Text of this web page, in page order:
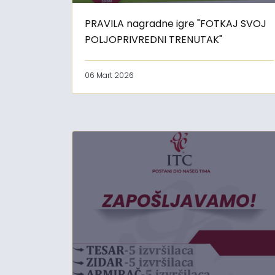
PRAVILA nagradne igre "FOTKAJ SVOJ
POLJOPRIVREDNI TRENUTAK"
06 Mart 2026